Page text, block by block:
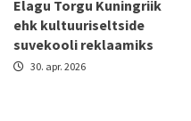
Elagu Torgu Kuningriik
ehk kultuuriseltside
suvekooli reklaamiks
30. apr. 2026